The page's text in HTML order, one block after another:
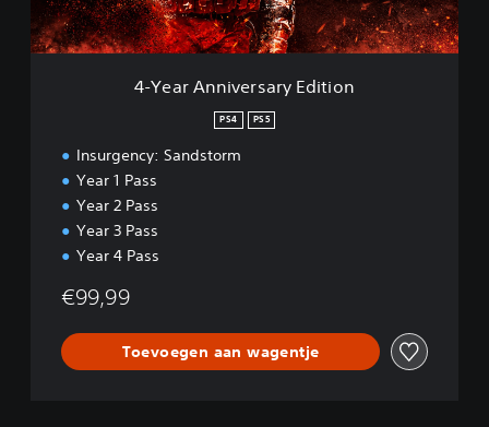
v
e
4-Year Anniversary Edition
PS4 PS5
Insurgency: Sandstorm
Year 1 Pass
Year 2 Pass
Year 3 Pass
Year 4 Pass
€99,99
Toevoegen aan wagentje